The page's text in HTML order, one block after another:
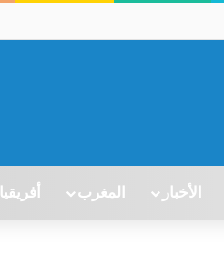
الأخبار المغرب أفريقيا